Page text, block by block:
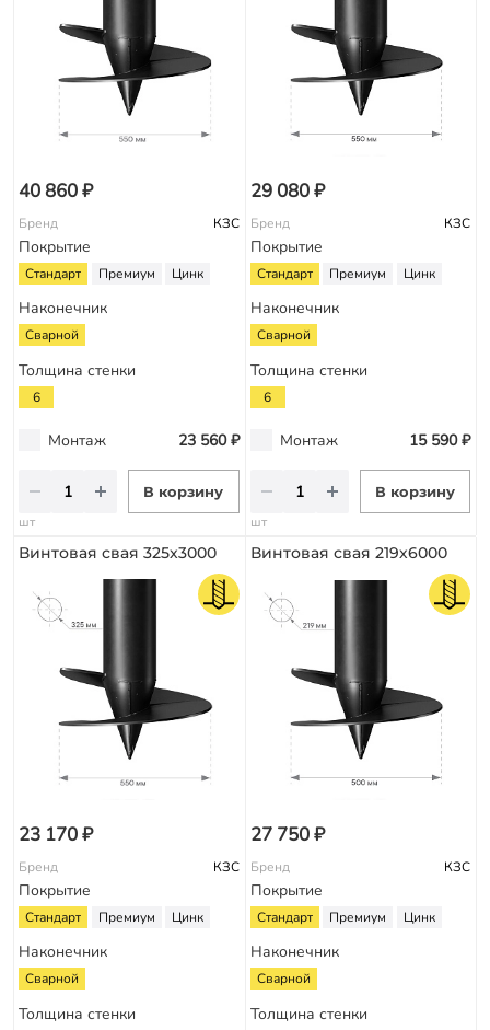
40 860 ₽
Бренд КЗС
Покрытие
Стандарт Премиум Цинк
Наконечник
Сварной
Толщина стенки
6
Монтаж 23 560 ₽
В корзину
шт
29 080 ₽
Бренд КЗС
Покрытие
Стандарт Премиум Цинк
Наконечник
Сварной
Толщина стенки
6
Монтаж 15 590 ₽
В корзину
шт
Винтовая свая 325х3000
23 170 ₽
Бренд КЗС
Покрытие
Стандарт Премиум Цинк
Наконечник
Сварной
Толщина стенки
Винтовая свая 219х6000
27 750 ₽
Бренд КЗС
Покрытие
Стандарт Премиум Цинк
Наконечник
Сварной
Толщина стенки